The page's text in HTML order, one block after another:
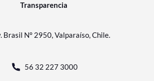
Transparencia
Brasil N° 2950, Valparaíso, Chile.
56 32 227 3000